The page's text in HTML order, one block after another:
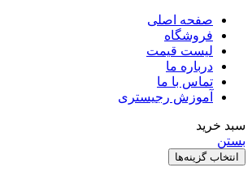
صفحه اصلی
فروشگاه
لیست قیمت
درباره ما
تماس با ما
آموزش رجیستری
خرید
انتخاب گزینه‌ها